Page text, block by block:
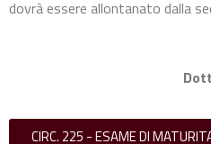
dovrà essere allontanato dalla
CIRC. 225 - ESAME DI